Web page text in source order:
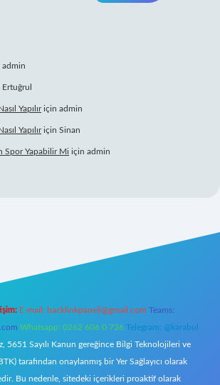
admin
Ertuğrul
Yapılıriçin admin
Yapılıriçin Sinan
Spor Yapabilir Mi için admin
betexper.xyz
E-mail: backlinkpaneli@gmail.com Teams:
Whatsapp: 0262 606 0 726 Telegram: @karabul
5651 Sayılı Kanun gereğince Bilgi Teknolojileri ve
tarafından onaylanmış bir Yer Sağlayıcı olarak
Bu nedenle, sitedeki içerikleri proaktif olarak